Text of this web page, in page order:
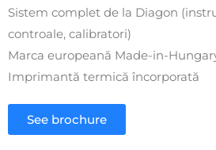
Sistem complet de la Diagon
controale, calibratori)
Marca europeană Made-in-
Imprimantă termică încorporată
See brochure